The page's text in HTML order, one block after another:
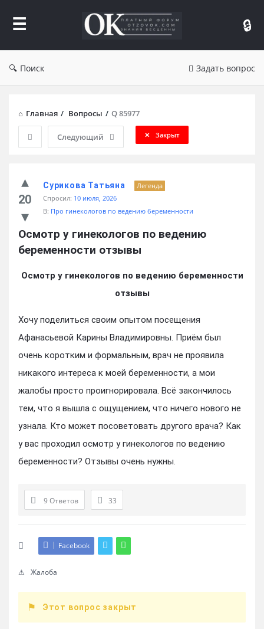
Отзывы
Поиск Задать вопрос
Главная / Вопросы / Q 85977
Следующий Закрыт
20
Сурикова Татьяна
Легенда
Спросил: 10 июля, 2026
В: Про гинекологов по ведению беременности
Осмотр у гинекологов по ведению
беременности отзывы
Осмотр у гинекологов по ведению беременности
отзывы
Хочу поделиться своим опытом посещения
Афанасьевой Карины Владимировны. Приём был
очень коротким и формальным, врач не проявила
никакого интереса к моей беременности, а мои
жалобы просто проигнорировала. Всё закончилось
тем, что я вышла с ощущением, что ничего нового не
узнала. Кто может посоветовать другого врача? Как
у вас проходил осмотр у гинекологов по ведению
беременности? Отзывы очень нужны.
9 Ответов 33
Facebook
Жалоба
Этот вопрос закрыт